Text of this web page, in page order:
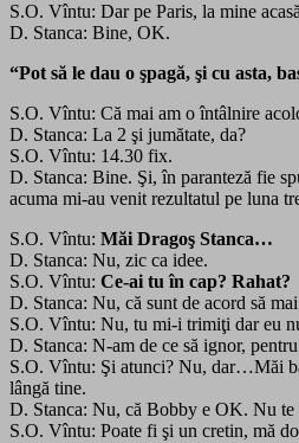
S.O. Vîntu: Dar pe Paris, la mine
D. Stanca: Bine, OK.
“Pot să le dau o şpagă, şi cu asta,
S.O. Vîntu: Că mai am o întâlnire
D. Stanca: La 2 şi jumătate, da?
S.O. Vîntu: 14.30 fix.
D. Stanca: Bine. Şi, în paranteză fie
acuma mi-au venit rezultatul pe luna
S.O. Vîntu: Măi Dragoş Stanca…
D. Stanca: Nu, zic ca idee.
S.O. Vîntu: Ce-ai tu în cap? Rahat?
D. Stanca: Nu, că sunt de acord să
S.O. Vîntu: Nu, tu mi-i trimiţi dar eu
D. Stanca: N-am de ce să ignor,
S.O. Vîntu: Şi atunci? Nu, dar…Măi
lângă tine.
D. Stanca: Nu, că Bobby e OK. Nu
S.O. Vîntu: Poate fi şi un cretin, mă